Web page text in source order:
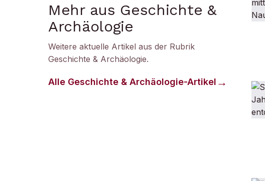
Mehr aus Geschichte &
Archäologie
Weitere aktuelle Artikel aus der Rubrik
Geschichte & Archäologie.
Alle Geschichte & Archäologie-Artikel